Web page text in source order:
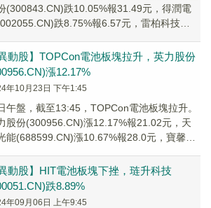
(300843.CN)跌10.05%報31.49元，得潤電
跌8.75%報6.57元，雷柏科技
異動股】TOPCon電池板塊拉升，英力股份
漲12.17%
年10月23日 下午1:45
午盤，截至13:45，TOPCon電池板塊拉升。
股份(300956.CN)漲12.17%報21.02元，天
能(688599.CN)漲10.67%報28.0元，寶馨科
異動股】HIT電池板塊下挫，琏升科技
跌8.89%
年09月06日 上午9:45